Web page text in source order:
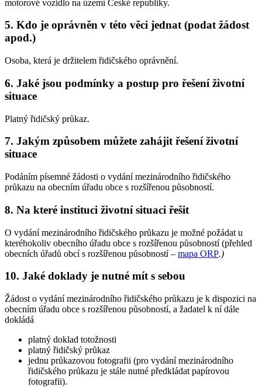
motorové vozidlo na území České republiky.
5. Kdo je oprávněn v této věci jednat (podat žádost
apod.)
Osoba, která je držitelem řidičského oprávnění.
6. Jaké jsou podmínky a postup pro řešení životní
situace
Platný řidičský průkaz.
7. Jakým způsobem můžete zahájit řešení životní
situace
Podáním písemné žádosti o vydání mezinárodního řidičského
průkazu na obecním úřadu obce s rozšířenou působností.
8. Na které instituci životní situaci řešit
O vydání mezinárodního řidičského průkazu je možné požádat u
kteréhokoliv obecního úřadu obce s rozšířenou působností (přehled
obecních úřadů obcí s rozšířenou působností – mapa ORP.)
10. Jaké doklady je nutné mít s sebou
Žádost o vydání mezinárodního řidičského průkazu je k dispozici na
obecním úřadu obce s rozšířenou působností, a žadatel k ní dále
dokládá
platný doklad totožnosti
platný řidičský průkaz
jednu průkazovou fotografii (pro vydání mezinárodního
řidičského průkazu je stále nutné předkládat papírovou
fotografii).